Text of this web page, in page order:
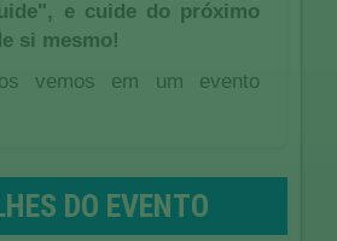
e cuide do próximo
si mesmo!
vemos em um evento
DO EVENTO